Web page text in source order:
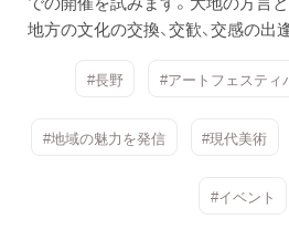
地方の文化の交換、交歓、交感の
#長野 #アートフェスティ
#地域の魅力を発信 #現代美術
#イベント